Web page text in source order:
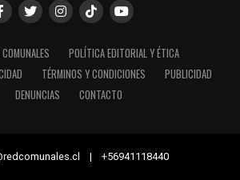
POLÍTICA EDITORIAL Y ÉTICA
TÉRMINOS Y CONDICIONES
PUBLICIDAD
DENUNCIAS
CONTACTO
| +56941118440